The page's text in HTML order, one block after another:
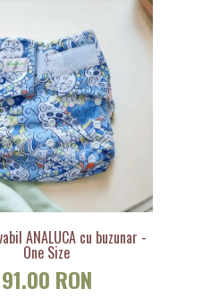
ANALUCA cu buzunar -
One Size
91.00 RON